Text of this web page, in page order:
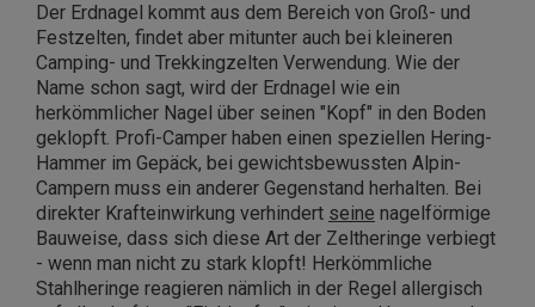
Der Erdnagel kommt aus dem Bereich von Groß- und
Festzelten, findet aber mitunter auch bei kleineren
Camping- und Trekkingzelten Verwendung. Wie der
Name schon sagt, wird der Erdnagel wie ein
herkömmlicher Nagel über seinen "Kopf" in den Boden
geklopft. Profi-Camper haben einen speziellen Hering-
Hammer im Gepäck, bei gewichtsbewussten Alpin-
Campern muss ein anderer Gegenstand herhalten. Bei
direkter Krafteinwirkung verhindert seine nagelförmige
Bauweise, dass sich diese Art der Zeltheringe verbiegt
- wenn man nicht zu stark klopft! Herkömmliche
Stahlheringe reagieren nämlich in der Regel allergisch